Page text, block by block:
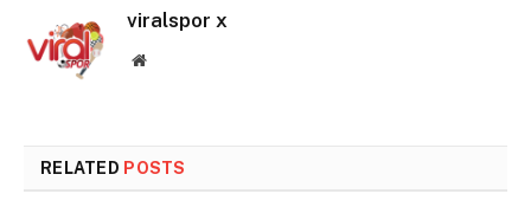
viralspor x
Website
RELATED POSTS